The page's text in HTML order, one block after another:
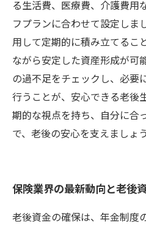
る生活費、医療費、介護費用
フプランに合わせて設定しま
用して定期的に積み立てるこ
ながら安定した資産形成が可
の過不足をチェックし、必要
行うことが、安心できる老後
期的な視点を持ち、自分に合
で、老後の安心を支えましょう
保険業界の最新動向と老後
老後資金の確保は、年金制度